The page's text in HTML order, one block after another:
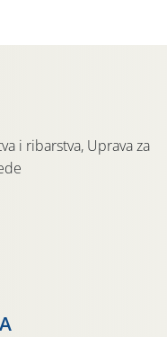
i ribarstva, Uprava za